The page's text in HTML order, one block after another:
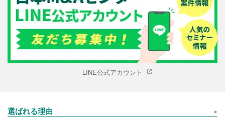
LINE公式アカウント
選ばれる理由